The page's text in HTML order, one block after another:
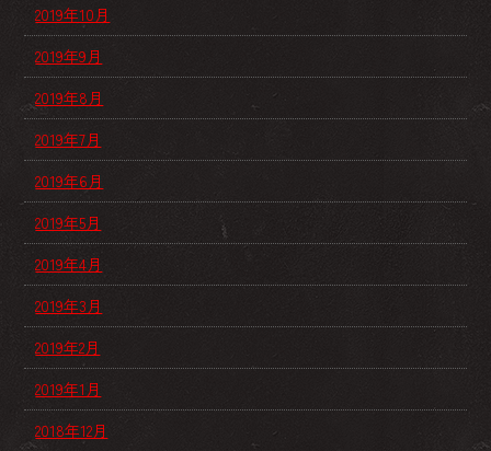
2019年10月
2019年9月
2019年8月
2019年7月
2019年6月
2019年5月
2019年4月
2019年3月
2019年2月
2019年1月
2018年12月